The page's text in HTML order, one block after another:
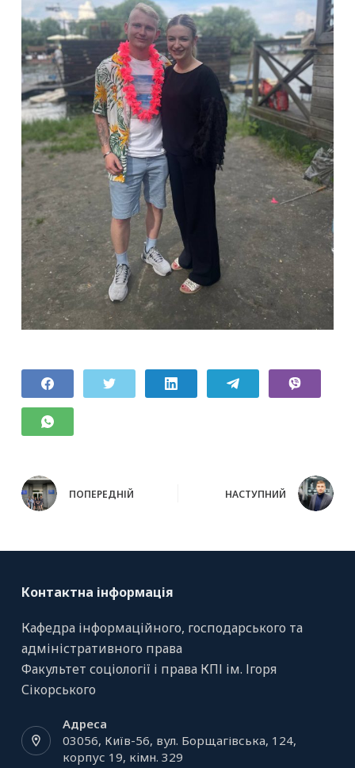
ПОПЕРЕДНІЙ НАСТУПНИЙ
Контактна інформація
Кафедра інформаційного, господарського та
адміністративного права
Факультет соціології і права КПІ ім. Ігоря
Сікорського
Адреса
03056, Київ-56, вул. Борщагівська, 124,
корпус 19, кiмн. 329